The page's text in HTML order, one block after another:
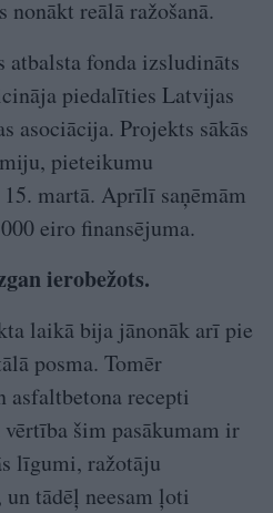
reālā ražošanā.
fonda izsludināts
piedalīties Latvijas
asociācija. Projekts sākās
pieteikumu
martā. Aprīlī saņēmām
eiro finansējuma.
ierobežots.
laikā bija jānonāk arī pie
posma. Tomēr
asfaltbetona recepti
šim pasākumam ir
līgumi, ražotāju
tādēļ neesam ļoti